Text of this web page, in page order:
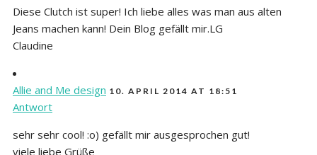
Diese Clutch ist super! Ich liebe alles was man aus alten
Jeans machen kann! Dein Blog gefällt mir.LG
Claudine
Allie and Me design 10. APRIL 2014 AT 18:51
Antwort
sehr sehr cool! :o) gefällt mir ausgesprochen gut!
viele liebe Grüße